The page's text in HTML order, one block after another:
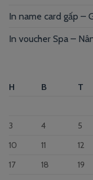
In name card gấp –
In voucher Spa –
H B T
3
4 5
10
11 12
17
18 19